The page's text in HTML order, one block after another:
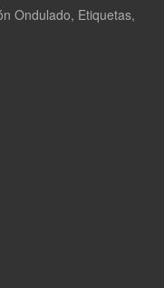
Ondulado, Etiquetas,